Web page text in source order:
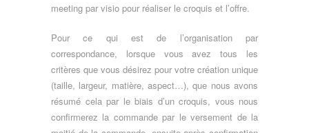
meeting par visio pour réaliser le croquis et l’offre.
Pour ce qui est de l’organisation par
correspondance, lorsque vous avez tous les
critères que vous désirez pour votre création unique
(taille, largeur, matière, aspect…), que nous avons
résumé cela par le biais d’un croquis, vous nous
confirmerez la commande par le versement de la